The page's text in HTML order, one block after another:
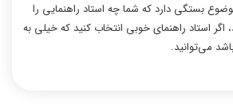
بستگی دارد که شما چه استاد راهنمایی را
اگر استاد راهنمای خوبی انتخاب کنید که خیلی به
می‌توانید.